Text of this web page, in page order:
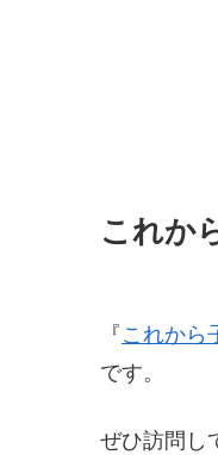
これか
『 これから
です。
ぜひ訪問し